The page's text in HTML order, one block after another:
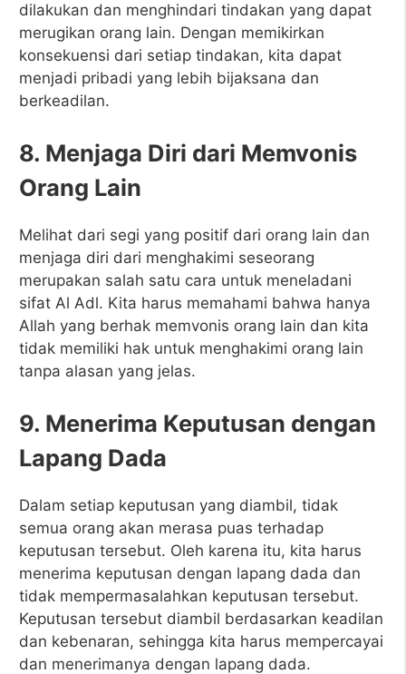
dilakukan dan menghindari tindakan yang dapat
merugikan orang lain. Dengan memikirkan
konsekuensi dari setiap tindakan, kita dapat
menjadi pribadi yang lebih bijaksana dan
berkeadilan.
8. Menjaga Diri dari Memvonis
Orang Lain
Melihat dari segi yang positif dari orang lain dan
menjaga diri dari menghakimi seseorang
merupakan salah satu cara untuk meneladani
sifat Al Adl. Kita harus memahami bahwa hanya
Allah yang berhak memvonis orang lain dan kita
tidak memiliki hak untuk menghakimi orang lain
tanpa alasan yang jelas.
9. Menerima Keputusan dengan
Lapang Dada
Dalam setiap keputusan yang diambil, tidak
semua orang akan merasa puas terhadap
keputusan tersebut. Oleh karena itu, kita harus
menerima keputusan dengan lapang dada dan
tidak mempermasalahkan keputusan tersebut.
Keputusan tersebut diambil berdasarkan keadilan
dan kebenaran, sehingga kita harus mempercayai
dan menerimanya dengan lapang dada.